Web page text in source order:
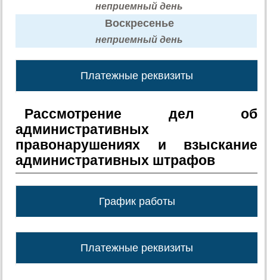
неприемный день
Воскресенье
неприемный день
Платежные реквизиты
Рассмотрение дел об
административных
правонарушениях и взыскание
административных штрафов
График работы
Платежные реквизиты